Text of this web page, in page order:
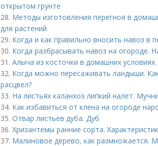
открытом грунте
28. Методы изготовления перегноя в
для растений
29. Когда и как правильно вносить навоз в
30. Когда разбрасывать навоз на огороде.
31. Алыча из косточки в домашних
32. Когда можно пересаживать ландыши.
расцвел?
33. На листьях каланхоэ липкий налет.
34. Как избавиться от клена на огороде
35. Отвар листьев дуба. Дуб
36. Хризантемы ранние сорта.
37. Малиновое дерево, как размножается.